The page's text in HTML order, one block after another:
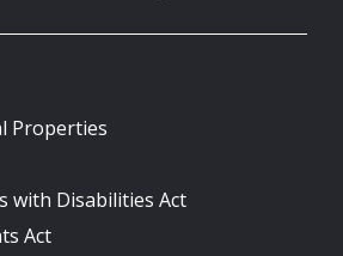
Properties
with Disabilities Act
Act